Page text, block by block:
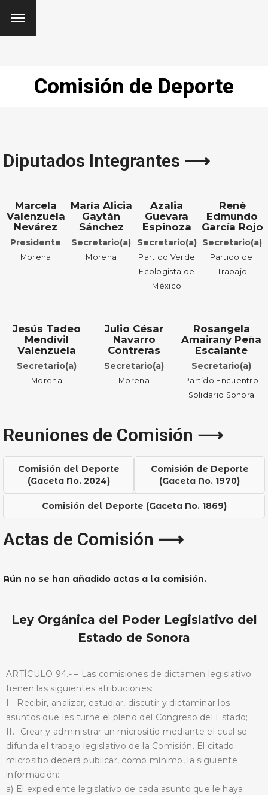
Comisión de Deporte
Diputados Integrantes ⟶
Marcela
Valenzuela
Nevárez
Presidente
Morena
María Alicia
Gaytán
Sánchez
Secretario(a)
Morena
Azalia
Guevara
Espinoza
Secretario(a)
Partido Verde
Ecologista de
México
René
Edmundo
García Rojo
Secretario(a)
Partido del
Trabajo
Jesús Tadeo
Mendívil
Valenzuela
Secretario(a)
Morena
Julio César
Navarro
Contreras
Secretario(a)
Morena
Rosangela
Amairany Peña
Escalante
Secretario(a)
Partido Encuentro
Solidario Sonora
Reuniones de Comisión ⟶
Comisión del Deporte
(Gaceta No. 2024)
Comisión de Deporte
(Gaceta No. 1970)
Comisión del Deporte (Gaceta No. 1869)
Actas de Comisión ⟶
Aún no se han añadido actas a la comisión.
Ley Orgánica del Poder Legislativo del
Estado de Sonora
ARTÍCULO 94.- – Las comisiones de dictamen legislativo
tienen las siguientes atribuciones:
I.- Recibir, analizar, estudiar, discutir y dictaminar los
asuntos que les turne el pleno del Congreso del Estado;
II.- Crear y administrar un micrositio mediante el cual se
difunda el trabajo legislativo de la Comisión. El citado
micrositio deberá publicar, como mínimo, la siguiente
información:
a) El expediente legislativo de cada asunto que le haya